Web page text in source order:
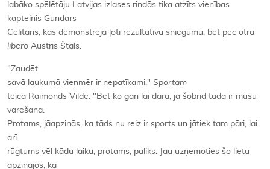
labāko spēlētāju Latvijas izlases rindās tika atzīts vienības
kapteinis Gundars
Celitāns, kas demonstrēja ļoti rezultatīvu sniegumu, bet pēc otrā
libero Austris Štāls.
"Zaudēt
savā laukumā vienmēr ir nepatīkami," Sportam
teica Raimonds Vilde. "Bet ko gan lai dara, ja šobrīd tāda ir mūsu
varēšana.
Protams, jāapzinās, ka tāds nu reiz ir sports un jātiek tam pāri, lai
arī
rūgtums vēl kādu laiku, protams, paliks. Jau uzņemoties šo lietu
apzinājos, ka